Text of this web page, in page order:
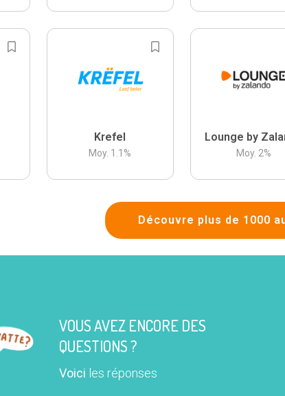
Krefel
Moy. 1.1 %
Lounge by
Moy. 2%
Découvre plus de 1000
VOUS AVEZ ENCORE DES
QUESTIONS ?
Voici les réponses